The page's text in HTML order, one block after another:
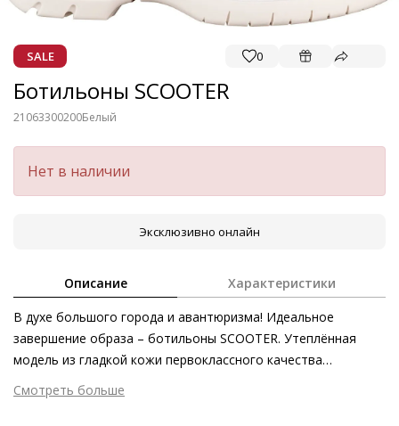
SALE 0
Ботильоны SCOOTER
21063300200Белый
Нет в наличии
Эксклюзивно онлайн
Описание Характеристики
В духе большого города и авантюризма! Идеальное
завершение образа – ботильоны SCOOTER. Утеплённая
модель из гладкой кожи первоклассного качества
безупречно комфортна. Благодаря динамичному силуэту и
профилированной подошве, которая обеспечивает
Смотреть больше